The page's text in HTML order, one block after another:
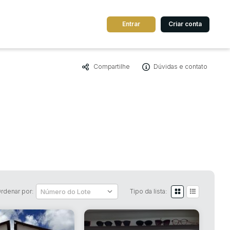
Cidade
Entrar Criar conta
Compartilhe Dúvidas e contato
por: Tipo da lista: